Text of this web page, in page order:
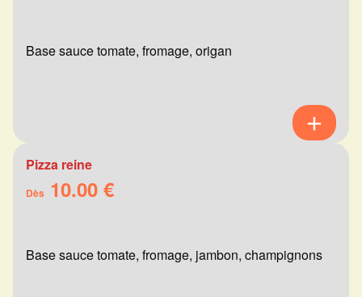
Base sauce tomate, fromage, origan
Pizza reine
Dès 10.00 €
Base sauce tomate, fromage, jambon, champignons